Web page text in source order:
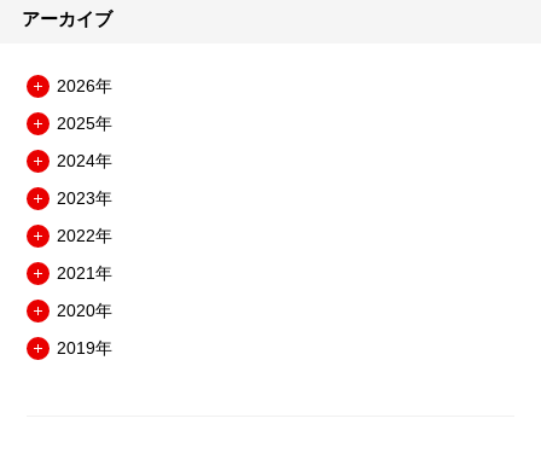
アーカイブ
2026年
ニ
ュ
を
開
2025年
ニ
ュ
を
開
2024年
ニ
ュ
を
開
2023年
ニ
ュ
を
開
2022年
ニ
ュ
を
2021年
ニ
ュ
2020年
ニ 2019年